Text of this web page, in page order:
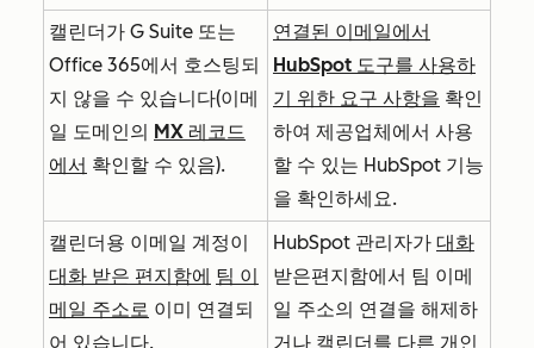
캘린더가 G Suite 또는
Office 365에서 호스팅되
지 않을 수 있습니다(이메
일 도메인의 MX 레코드
에서 확인할 수 있음).
연결된 이메일에서
HubSpot 도구를 사용하
기 위한 요구 사항을 확인
하여 제공업체에서 사용
할 수 있는 HubSpot 기능
을 확인하세요.
캘린더용 이메일 계정이
대화 받은 편지함에 팀 이
메일 주소로 이미 연결되
어 있습니다.
HubSpot 관리자가 대화
받은편지함에서 팀 이메
일 주소의 연결을 해제하
거나 캘린더를 다른 개인